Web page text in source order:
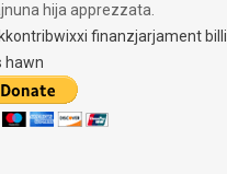
hija apprezzata.
finanzjarjament billi
hawn